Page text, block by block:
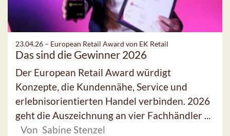
23.04.26 – European Retail Award von EK Retail
Das sind die Gewinner 2026
Der European Retail Award würdigt
Konzepte, die Kundennähe, Service und
erlebnisorientierten Handel verbinden. 2026
geht die Auszeichnung an vier Fachhändler ...
Von Sabine Stenzel